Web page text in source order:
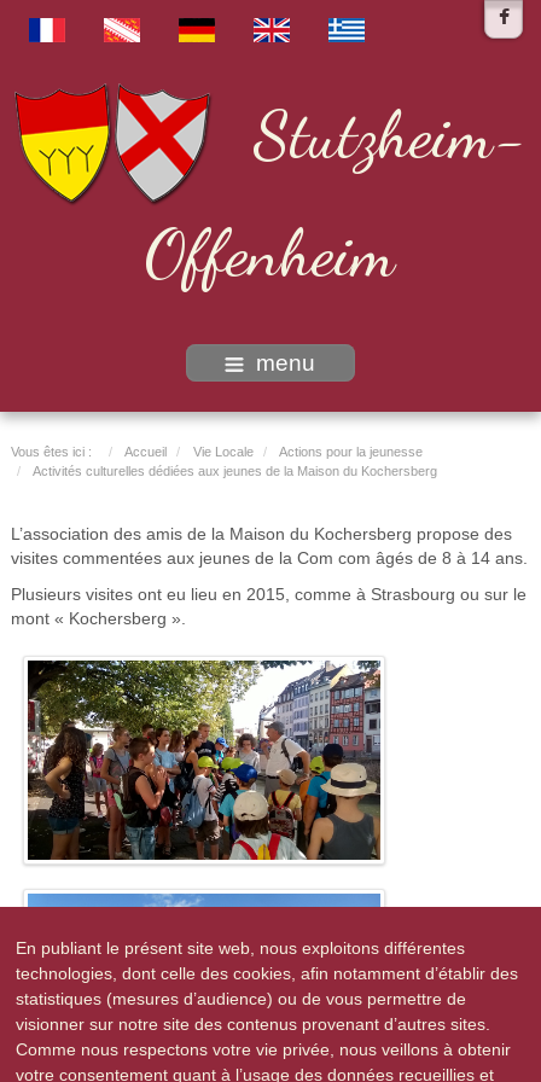
Stutzheim-
Offenheim
menu
Vous êtes ici : Accueil Vie Locale
Actions pour la jeunesse
Activités culturelles dédiées aux jeunes de la Maison du Kochersberg
L’association des amis de la Maison du Kochersberg propose des
visites commentées aux jeunes de la Com com âgés de 8 à 14 ans.
Plusieurs visites ont eu lieu en 2015, comme à Strasbourg ou sur le
mont « Kochersberg ».
En publiant le présent site web, nous exploitons différentes
technologies, dont celle des cookies, afin notamment d’établir des
statistiques (mesures d’audience) ou de vous permettre de
visionner sur notre site des contenus provenant d’autres sites.
Comme nous respectons votre vie privée, nous veillons à obtenir
votre consentement quant à l’usage des données recueillies et